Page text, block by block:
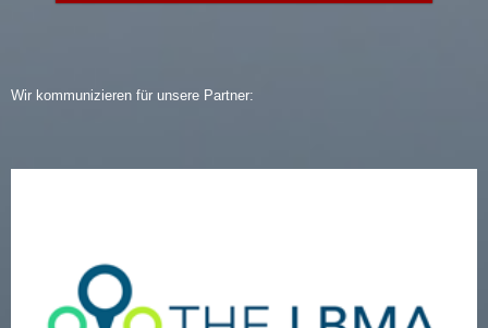
Wir kommunizieren für unsere Partner: